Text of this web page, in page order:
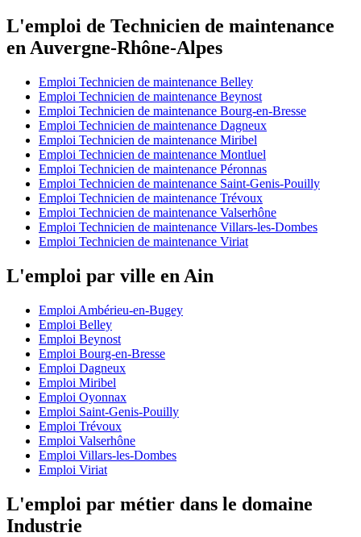
L'emploi de Technicien de maintenance
en Auvergne-Rhône-Alpes
Emploi Technicien de maintenance Belley
Emploi Technicien de maintenance Beynost
Emploi Technicien de maintenance Bourg-en-Bresse
Emploi Technicien de maintenance Dagneux
Emploi Technicien de maintenance Miribel
Emploi Technicien de maintenance Montluel
Emploi Technicien de maintenance Péronnas
Emploi Technicien de maintenance Saint-Genis-Pouilly
Emploi Technicien de maintenance Trévoux
Emploi Technicien de maintenance Valserhône
Emploi Technicien de maintenance Villars-les-Dombes
Emploi Technicien de maintenance Viriat
L'emploi par ville en Ain
Emploi Ambérieu-en-Bugey
Emploi Belley
Emploi Beynost
Emploi Bourg-en-Bresse
Emploi Dagneux
Emploi Miribel
Emploi Oyonnax
Emploi Saint-Genis-Pouilly
Emploi Trévoux
Emploi Valserhône
Emploi Villars-les-Dombes
Emploi Viriat
L'emploi par métier dans le domaine
Industrie